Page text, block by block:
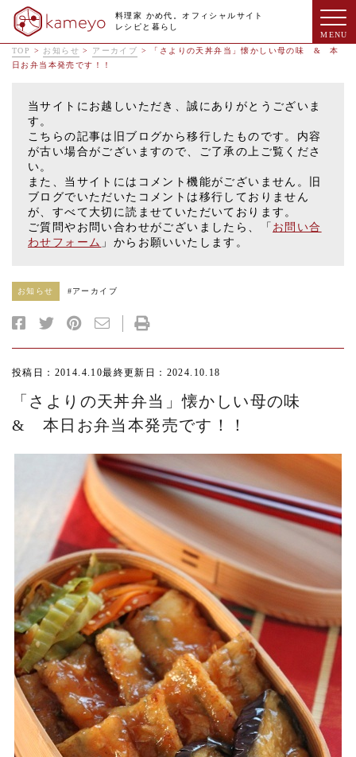
料理家 かめ代。オフィシャルサイト
レシピと暮らし
TOP > お知らせ > アーカイブ >
「さよりの天丼弁当」懐かしい母の味 & 本
日お弁当本発売です！！
当サイトにお越しいただき、誠にありがとうございま
す。
こちらの記事は旧ブログから移行したものです。内容
が古い場合がございますので、ご了承の上ご覧くださ
い。
また、当サイトにはコメント機能がございません。旧
ブログでいただいたコメントは移行しておりません
が、すべて大切に読ませていただいております。
ご質問やお問い合わせがございましたら、「 お問い合
わせフォーム 」からお願いいたします。
お知らせ #アーカイブ
投稿日：2014.4.10最終更新日：2024.10.18
「さよりの天丼弁当」懐かしい母の味
& 本日お弁当本発売です！！